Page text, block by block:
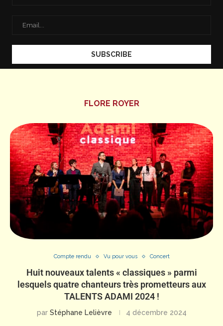
FLORE ROYER
Compte rendu Vu pour vous Concert
Huit nouveaux talents « classiques » parmi
lesquels quatre chanteurs très prometteurs aux
TALENTS ADAMI 2024 !
par Stéphane Lelièvre 4 décembre 2024